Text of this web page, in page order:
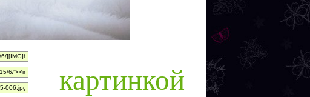
картинкой